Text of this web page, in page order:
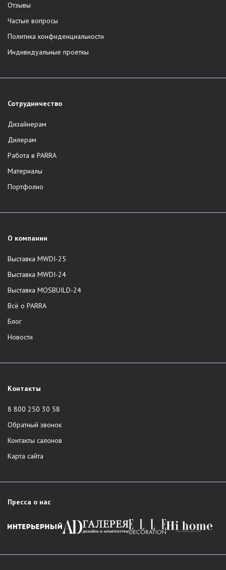
Отзывы
Частые вопросы
Политика конфиденциальности
Индивидуальные проеткы
Сотрудничество
Дизайнерам
Дилерам
Работа в PARRA
Материалы
Портфолио
О компании
Выставка MWDI-25
Выставка MWDI-24
Выставка MOSBUILD-24
Всё о PARRA
Блог
Новости
Контакты
8 800 250 30 58
Обратный звонок
Контакты салонов
Карта сайта
Пресса о нас